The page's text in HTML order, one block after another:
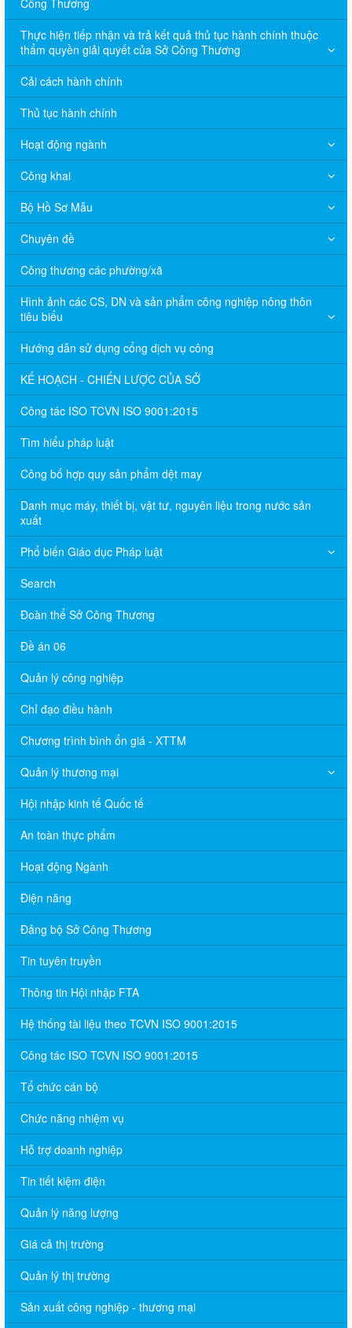
Công Thương
Thực hiện tiếp nhận và trả kết quả thủ tục hành chính thuộc
thẩm quyền giải quyết của Sở Công Thương
Cải cách hành chính
Thủ tục hành chính
Hoạt động ngành
Công khai
Bộ Hồ Sơ Mẫu
Chuyên đề
Công thương các phường/xã
Hình ảnh các CS, DN và sản phẩm công nghiệp nông thôn
tiêu biểu
Hướng dẫn sử dụng cổng dịch vụ công
KẾ HOẠCH - CHIẾN LƯỢC CỦA SỞ
Công tác ISO TCVN ISO 9001:2015
Tìm hiểu pháp luật
Công bố hợp quy sản phẩm dệt may
Danh mục máy, thiết bị, vật tư, nguyên liệu trong nước sản
xuất
Phổ biến Giáo dục Pháp luật
Search
Đoàn thể Sở Công Thương
Đề án 06
Quản lý công nghiệp
Chỉ đạo điều hành
Chương trình bình ổn giá - XTTM
Quản lý thương mại
Hội nhập kinh tế Quốc tế
An toàn thực phẩm
Hoạt động Ngành
Điện năng
Đảng bộ Sở Công Thương
Tin tuyên truyền
Thông tin Hội nhập FTA
Hệ thống tài liệu theo TCVN ISO 9001:2015
Công tác ISO TCVN ISO 9001:2015
Tổ chức cán bộ
Chức năng nhiệm vụ
Hỗ trợ doanh nghiệp
Tin tiết kiệm điện
Quản lý năng lượng
Giá cả thị trường
Quản lý thị trường
Sản xuất công nghiệp - thương mại